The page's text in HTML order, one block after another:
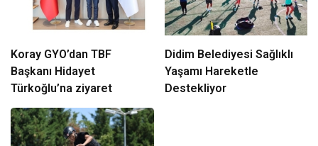
Koray GYO’dan TBF
Başkanı Hidayet
Türkoğlu’na ziyaret
Didim Belediyesi Sağlıklı
Yaşamı Hareketle
Destekliyor